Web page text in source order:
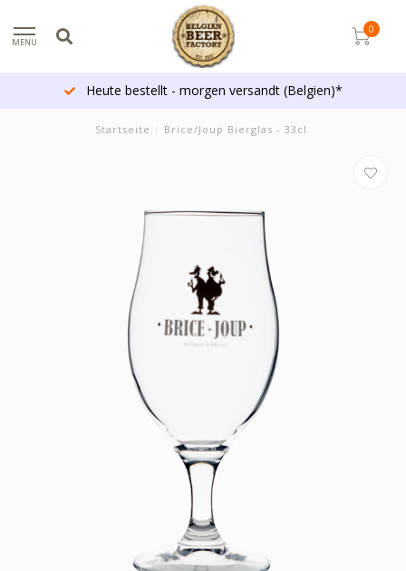
MENU
0
Heute bestellt - morgen versandt (Belgien)*
Startseite / Brice/Joup Bierglas - 33cl